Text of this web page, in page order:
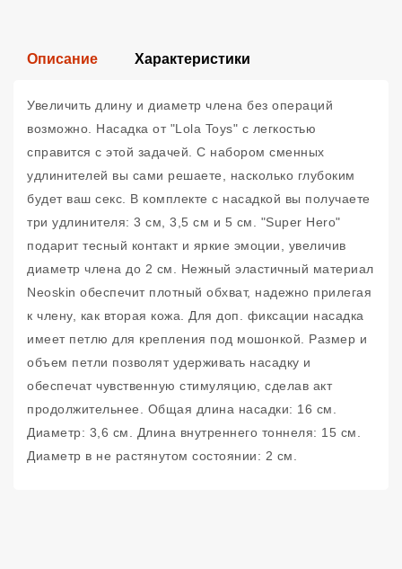
Описание Характеристики
Увеличить длину и диаметр члена без операций
возможно. Насадка от "Lola Toys" с легкостью
справится с этой задачей. С набором сменных
удлинителей вы сами решаете, насколько глубоким
будет ваш секс. В комплекте с насадкой вы получаете
три удлинителя: 3 см, 3,5 см и 5 см. "Super Hero"
подарит тесный контакт и яркие эмоции, увеличив
диаметр члена до 2 см. Нежный эластичный материал
Neoskin обеспечит плотный обхват, надежно прилегая
к члену, как вторая кожа. Для доп. фиксации насадка
имеет петлю для крепления под мошонкой. Размер и
объем петли позволят удерживать насадку и
обеспечат чувственную стимуляцию, сделав акт
продолжительнее. Общая длина насадки: 16 см.
Диаметр: 3,6 см. Длина внутреннего тоннеля: 15 см.
Диаметр в не растянутом состоянии: 2 см.